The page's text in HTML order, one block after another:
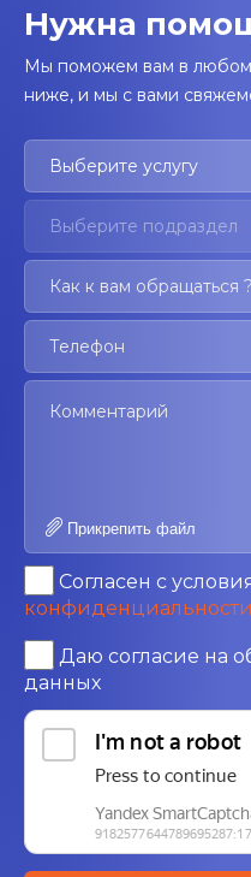
Нужна
Мы поможем вам в
ниже, и мы с вами
Выберите услугу
Выберите подраздел
Прикрепить файл
Согласен с
конфиденциальности
Даю согласие на
данных